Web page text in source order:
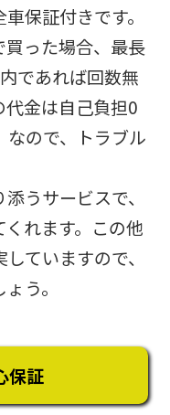
保証付きです。
った場合、最長
であれば回数無
金は自己負担0
ので、トラブル
うサービスで、
れます。この他
ていますので、
う。
保証